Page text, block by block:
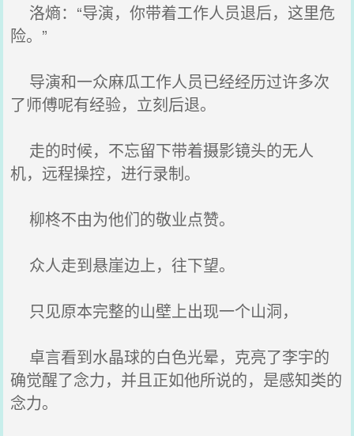
洛熵：“导演，你带着工作人员退后，这里危
险。”
导演和一众麻瓜工作人员已经经历过许多次
了师傅呢有经验，立刻后退。
走的时候，不忘留下带着摄影镜头的无人
机，远程操控，进行录制。
柳柊不由为他们的敬业点赞。
众人走到悬崖边上，往下望。
只见原本完整的山壁上出现一个山洞，
卓言看到水晶球的白色光晕，克亮了李宇的
确觉醒了念力，并且正如他所说的，是感知类的
念力。